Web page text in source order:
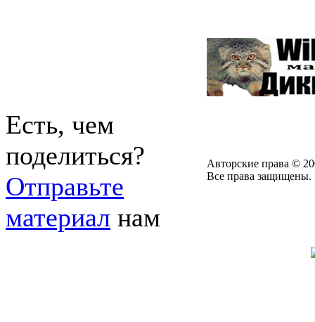
Есть, чем
поделиться?
Отправьте
материал нам
Авторские права ©
Все права защищены.